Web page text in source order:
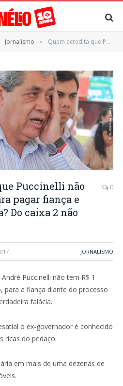
Jornalismo » Quem acredita que Puccinelli não tem dinheiro para pagar fiança e não ir pra cadeia? Do caixa 2 não vale!
Puccinelli não
pagar fiança e
Do caixa 2 não
0
JORNALISMO
Puccinelli não tem R$ 1
para a fiança diante do processo
falácia.
o ex-governador é conhecido
ricas do pedaço.
em mais de uma dezenas de